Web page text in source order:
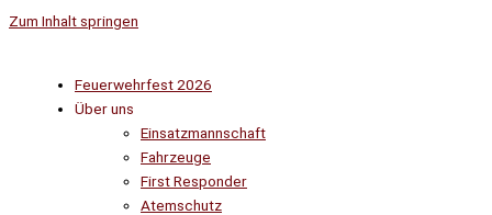
Zum Inhalt springen
Feuerwehrfest 2026
Über uns
Einsatzmannschaft
Fahrzeuge
First Responder
Atemschutz